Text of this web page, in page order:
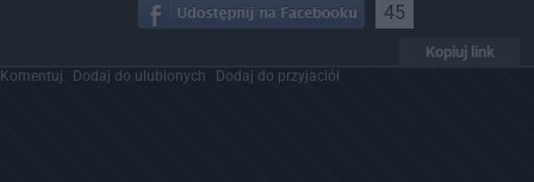
45
Kopiuj link
Komentuj Dodaj do ulubionych Dodaj do przyjaciół